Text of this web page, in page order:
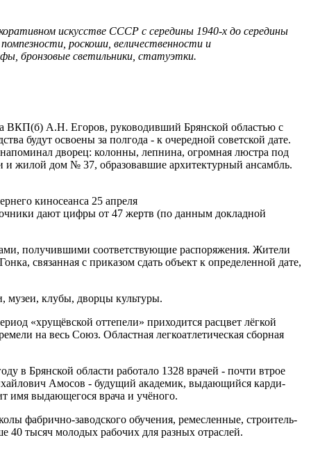
искусстве СССР с середины 1940-х до середины
роскоши, величественности и
бронзовые светильники, статуэтки.
ВКП(б) А.Н. Егоров, руководивший Брянской областью с
будут освоены за полгода - к очередной советской дате.
дворец: колонны, леп­нина, огромная люстра под
и жилой дом № 37, образовавшие архитектурный ансамбль.
киносеанса 25 апреля
дают цифры от 47 жертв (по данным докладной
получившими со­ответствующие распоряжения. Жители
связанная с приказом сдать объект к определенной дате,
музеи, клубы, дворцы культуры.
«хрущёвской оттепели» приходится расцвет лёгкой
на весь Союз. Областная легкоатлетическая сборная
в Брянской об­ласти работало 1328 врачей - почти втрое
Амосов - будущий академик, выдающийся карди­
имя выдающегося врача и учёного.
фабрич­но-заводского обучения, ремесленные, строитель­
тысяч молодых рабочих для разных отраслей.